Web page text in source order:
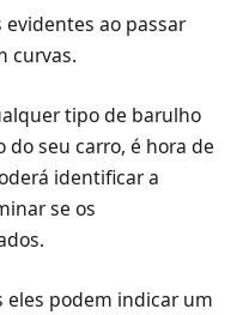
evidentes ao passar
curvas.
tipo de barulho
seu carro, é hora de
identificar a
se os
eles podem indicar um